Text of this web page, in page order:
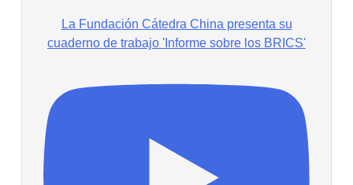
La Fundación Cátedra China presenta su
cuaderno de trabajo 'Informe sobre los BRICS'